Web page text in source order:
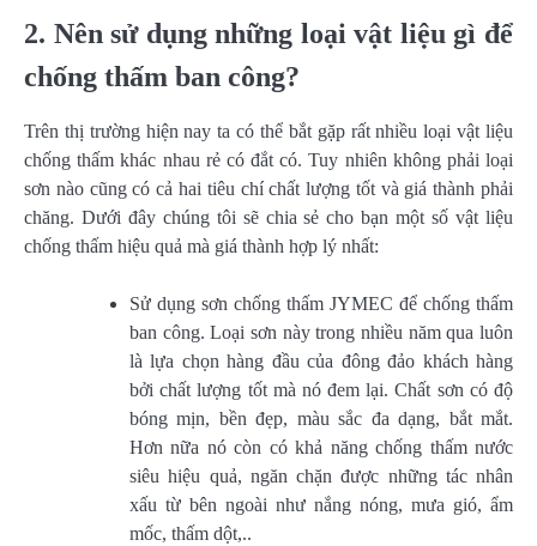
2. Nên sử dụng những loại vật liệu gì để
chống thấm ban công?
Trên thị trường hiện nay ta có thể bắt gặp rất nhiều loại vật liệu
chống thấm khác nhau rẻ có đắt có. Tuy nhiên không phải loại
sơn nào cũng có cả hai tiêu chí chất lượng tốt và giá thành phải
chăng. Dưới đây chúng tôi sẽ chia sẻ cho bạn một số vật liệu
chống thấm hiệu quả mà giá thành hợp lý nhất:
Sử dụng sơn chống thấm JYMEC để chống thấm
ban công. Loại sơn này trong nhiều năm qua luôn
là lựa chọn hàng đầu của đông đảo khách hàng
bởi chất lượng tốt mà nó đem lại. Chất sơn có độ
bóng mịn, bền đẹp, màu sắc đa dạng, bắt mắt.
Hơn nữa nó còn có khả năng chống thấm nước
siêu hiệu quả, ngăn chặn được những tác nhân
xấu từ bên ngoài như nắng nóng, mưa gió, ẩm
mốc, thấm dột,..